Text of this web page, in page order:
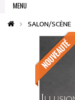
MENU
SALON/SCÈNE